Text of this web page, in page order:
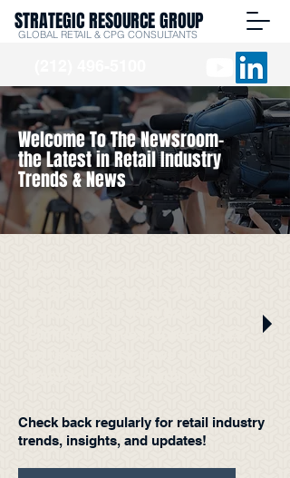
STRATEGIC RESOURCE GROUP
GLOBAL RETAIL & CPG CONSULTANTS
Welcome To The Newsroom-
the Latest in Retail Industry
Trends & News
Check back regularly for retail industry
trends, insights, and updates!